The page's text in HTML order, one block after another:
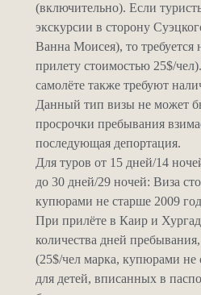
(включительно). Если
экскурсии в сторону
Ванна Моисея), то
прилету стоимостью 25$/
самолёте также требуют
Данный тип визы не может
просрочки пребывания
последующая депортация.
Для туров от 15 дней/14
до 30 дней/29 ночей: Виза
купюрами не старше 2009
При прилёте в Каир и
количества дней
(25$/чел марка, купюрами не
для детей, вписанных в